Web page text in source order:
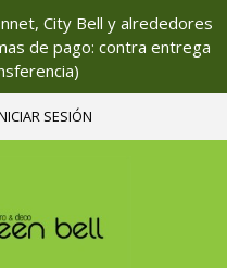
City Bell y alrededores
de pago: contra entrega
SESIÓN